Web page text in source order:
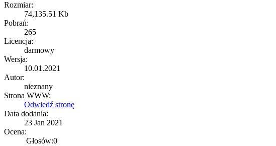
Rozmiar:
74,135.51 Kb
Pobrań:
265
Licencja:
darmowy
Wersja:
10.01.2021
Autor:
nieznany
Strona WWW:
Odwiedź stronę
Data dodania:
23 Jan 2021
Ocena:
Głosów:0